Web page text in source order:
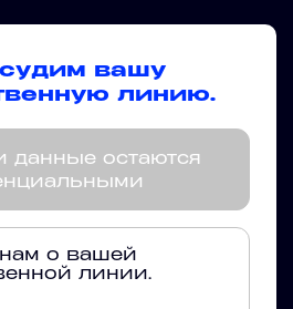
вашу
линию.
данные остаются